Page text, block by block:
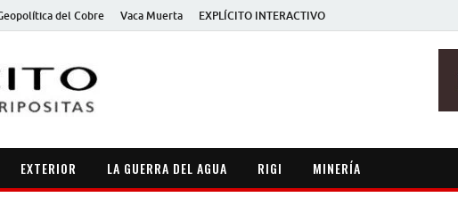
del Cobre Vaca Muerta EXPLÍCITO INTERACTIVO
EXTERIOR LA GUERRA DEL AGUA RIGI MINERÍA